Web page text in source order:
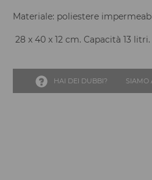
Materiale: poliestere
28 x 40 x 12 cm. Capacità 13 litri.
HAI DEI DUBBI? SIAMO